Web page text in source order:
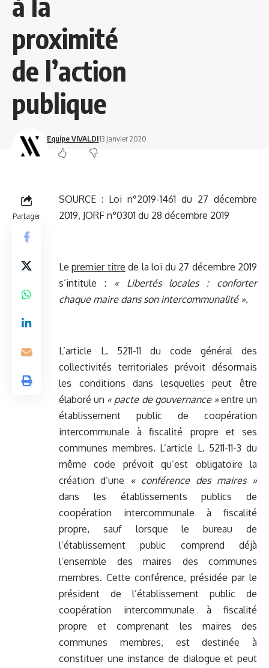
proximité
de l’action
publique
Equipe VIVALDI13 janvier 2020
Partager
SOURCE : Loi n°2019-1461 du 27 décembre
2019, JORF n°0301 du 28 décembre 2019
Lepremier titre de la loi du 27 décembre 2019
s’intitule :
« Libertés locales : conforter
chaque maire dans son intercommunalité ».
L’article L. 5211-11 du code général des
collectivités territoriales prévoit désormais
les conditions dans lesquelles peut être
élaboré un « pacte de gouvernance »entre un
établissement public de coopération
intercommunale à fiscalité propre et ses
communes membres. L’article L. 5211-11-3 du
même code prévoit qu’est obligatoire la
création d’une « conférence des maires »
dans les établissements publics de
coopération intercommunale à fiscalité
propre, sauf lorsque le bureau de
l’établissement public comprend déjà
l’ensemble des maires des communes
membres. Cette conférence, présidée par le
président de l’établissement public de
coopération intercommunale à fiscalité
propre et comprenant les maires des
communes membres, est destinée à
constituer une instance de dialogue et peut